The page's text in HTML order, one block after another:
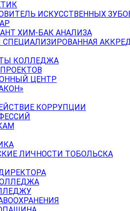
ИСКУССТВЕННЫХ
ХИМ-БАК АНАЛИЗА
СПЕЦИАЛИЗИРОВАННАЯ
КОЛЛЕДЖА
ЦЕНТР
КОРРУПЦИИ
ЛИЧНОСТИ ТОБОЛЬСКА